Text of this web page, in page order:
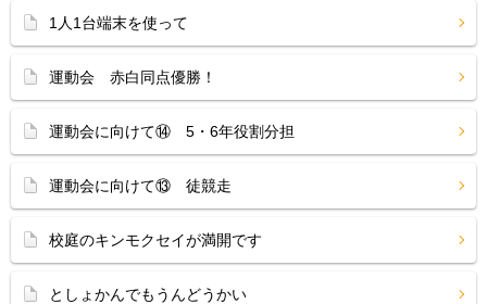
1人1台端末を使って
運動会 赤白同点優勝！
運動会に向けて⑭ 5・6年役割分担
運動会に向けて⑬ 徒競走
校庭のキンモクセイが満開です
としょかんでもうんどうかい